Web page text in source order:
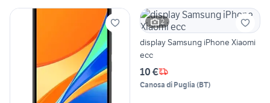
2
display Samsung iPhone Xiaomi
ecc
10 €
Canosa di Puglia (BT)